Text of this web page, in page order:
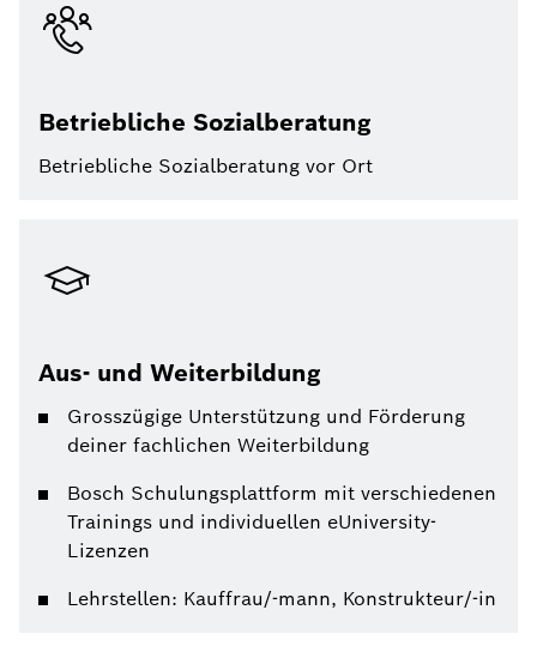
Betriebliche Sozialberatung
Betriebliche Sozialberatung vor Ort
Aus- und Weiterbildung
Grosszügige Unterstützung und Förderung
deiner fachlichen Weiterbildung
Bosch Schulungsplattform mit verschiedenen
Trainings und individuellen eUniversity-
Lizenzen
Lehrstellen: Kauffrau/-mann, Konstrukteur/-in